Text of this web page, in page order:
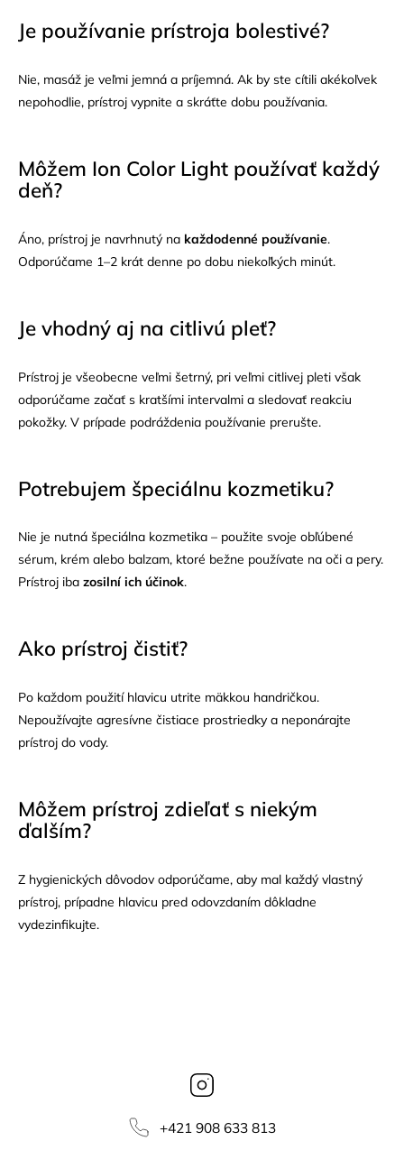
Je používanie prístroja bolestivé?
Nie, masáž je veľmi jemná a príjemná. Ak by ste cítili akékoľvek
nepohodlie, prístroj vypnite a skráťte dobu používania.
Môžem Ion Color Light používať každý
deň?
Áno, prístroj je navrhnutý na každodenné používanie.
Odporúčame 1–2 krát denne po dobu niekoľkých minút.
Je vhodný aj na citlivú pleť?
Prístroj je všeobecne veľmi šetrný, pri veľmi citlivej pleti však
odporúčame začať s kratšími intervalmi a sledovať reakciu
pokožky. V prípade podráždenia používanie prerušte.
Potrebujem špeciálnu kozmetiku?
Nie je nutná špeciálna kozmetika – použite svoje obľúbené
sérum, krém alebo balzam, ktoré bežne používate na oči a pery.
Prístroj iba zosilní ich účinok.
Ako prístroj čistiť?
Po každom použití hlavicu utrite mäkkou handričkou.
Nepoužívajte agresívne čistiace prostriedky a neponárajte
prístroj do vody.
Môžem prístroj zdieľať s niekým
ďalším?
Z hygienických dôvodov odporúčame, aby mal každý vlastný
prístroj, prípadne hlavicu pred odovzdaním dôkladne
vydezinfikujte.
‭+421 908 633 813‬